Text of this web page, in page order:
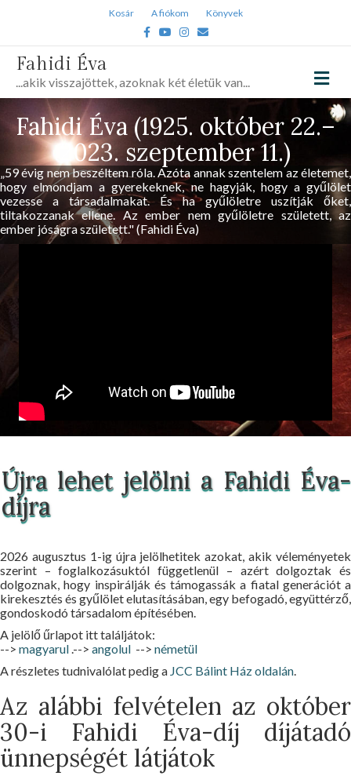
Kosár A fiókom
Könyvek
FacebookYoutubeInstagram
Email
Fahidi Éva
...akik visszajöttek, azoknak két életük van...
Fahidi Éva (1925. október 22.–
2023. szeptember 11.)
„59 évig nem beszéltem róla. Azóta annak szentelem az életemet,
hogy elmondjam a gyerekeknek, ne hagyják, hogy a gyűlölet
vezesse a társadalmakat. És ha gyűlöletre uszítják őket,
tiltakozzanak ellene. Az ember nem gyűlöletre született, az
ember jóságra született." (Fahidi Éva)
Újra lehet jelölni a Fahidi Éva-
díjra
2026 augusztus 1-ig újra jelölhetitek azokat, akik véleményetek
szerint – foglalkozásuktól függetlenül – azért dolgoztak és
dolgoznak, hogy inspirálják és támogassák a fiatal generációt a
kirekesztés és gyűlölet elutasításában, egy befogadó, együttérző,
gondoskodó társadalom építésében.
A jelölő űrlapot itt találjátok:
--> magyarul .--> angolul --> németül
A részletes tudnivalólat pedig a JCC Bálint Ház oldalán
Az alábbi felvételen az október
30-i Fahidi Éva-díj díjátadó
ünnepségét látjátok